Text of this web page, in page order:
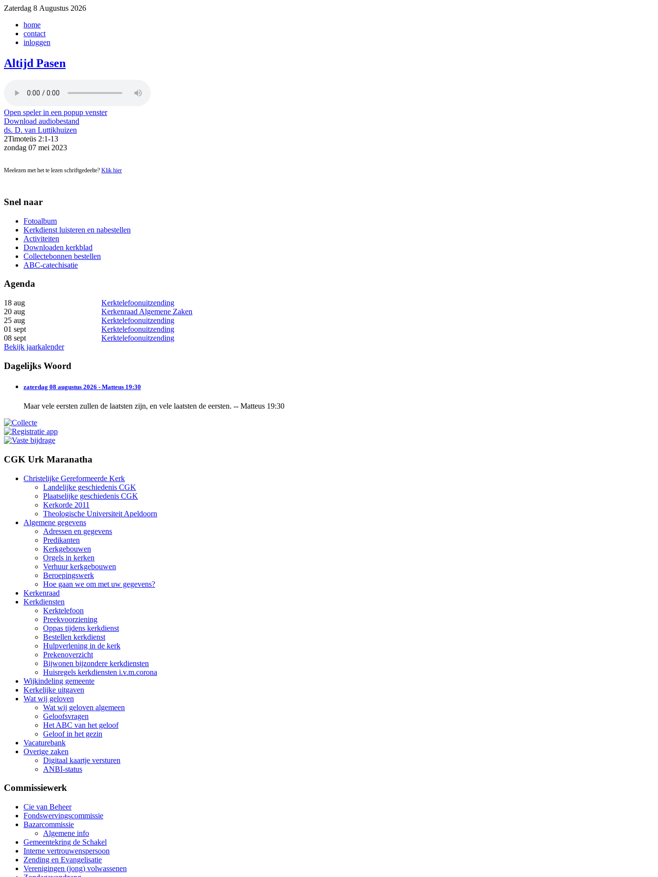
Zaterdag 8 Augustus 2026
home
contact
inloggen
Altijd Pasen
Open speler in een popup venster
Download audiobestand
ds. D. van Luttikhuizen
2Timoteüs 2:1-13
zondag 07 mei 2023
Meelezen met het te lezen schriftgedeelte? Klik hier
Snel naar
Fotoalbum
Kerkdienst luisteren en nabestellen
Activiteiten
Downloaden kerkblad
Collectebonnen bestellen
ABC-catechisatie
Agenda
18 aug
Kerktelefoonuitzending
20 aug
Kerkenraad Algemene Zaken
25 aug
Kerktelefoonuitzending
01 sept
Kerktelefoonuitzending
08 sept
Kerktelefoonuitzending
Bekijk jaarkalender
Dagelijks Woord
zaterdag 08 augustus 2026 - Matteus 19:30
Maar vele eersten zullen de laatsten zijn, en vele laatsten de eersten. -- Matteus 19:30
CGK Urk Maranatha
Christelijke Gereformeerde Kerk
Landelijke geschiedenis CGK
Plaatselijke geschiedenis CGK
Kerkorde 2011
Theologische Universiteit Apeldoorn
Algemene gegevens
Adressen en gegevens
Predikanten
Kerkgebouwen
Orgels in kerken
Verhuur kerkgebouwen
Beroepingswerk
Hoe gaan we om met uw gegevens?
Kerkenraad
Kerkdiensten
Kerktelefoon
Preekvoorziening
Oppas tijdens kerkdienst
Bestellen kerkdienst
Hulpverlening in de kerk
Prekenoverzicht
Bijwonen bijzondere kerkdiensten
Huisregels kerkdiensten i.v.m.corona
Wijkindeling gemeente
Kerkelijke uitgaven
Wat wij geloven
Wat wij geloven algemeen
Geloofsvragen
Het ABC van het geloof
Geloof in het gezin
Vacaturebank
Overige zaken
Digitaal kaartje versturen
ANBI-status
Commissiewerk
Cie van Beheer
Fondswervingscommissie
Bazarcommissie
Algemene info
Gemeentekring de Schakel
Interne vertrouwenspersoon
Zending en Evangelisatie
Verenigingen (jong) volwassenen